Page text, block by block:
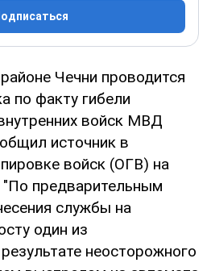
Чечни проводится
по факту гибели
войск МВД
источник в
войск (ОГВ) на
предварительным
службы на
один из
неосторожного